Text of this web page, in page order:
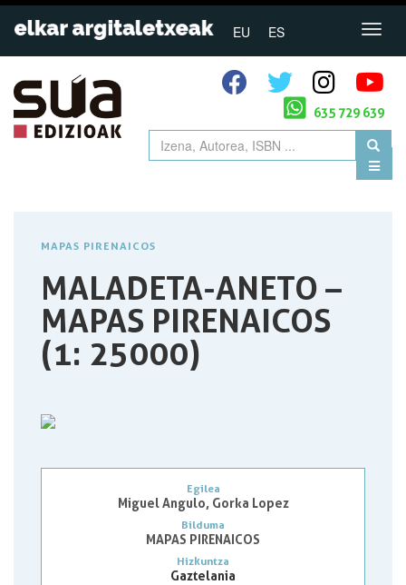
EU ES
635 729 639
MAPAS PIRENAICOS
MALADETA-ANETO –
MAPAS PIRENAICOS
(1: 25000)
Egilea
Miguel Angulo, Gorka Lopez
Bilduma
MAPAS PIRENAICOS
Hizkuntza
Gaztelania